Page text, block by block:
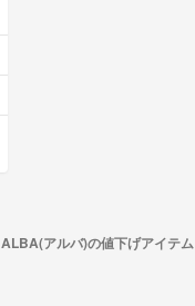
ALBA(アルバ)の値下げアイテム